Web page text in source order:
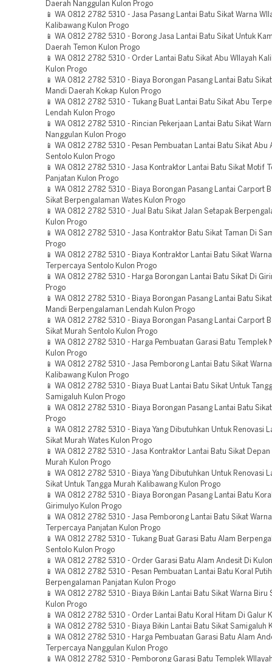
Daerah Nanggulan Kulon Progo
📱 WA 0812 2782 5310 - Jasa Pasang Lantai Batu Sikat Warna
Kalibawang Kulon Progo
📱 WA 0812 2782 5310 - Borong Jasa Lantai Batu Sikat Untuk
Daerah Temon Kulon Progo
📱 WA 0812 2782 5310 - Order Lantai Batu Sikat Abu WIlayah
Kulon Progo
📱 WA 0812 2782 5310 - Biaya Borongan Pasang Lantai Batu
Mandi Daerah Kokap Kulon Progo
📱 WA 0812 2782 5310 - Tukang Buat Lantai Batu Sikat Abu
Lendah Kulon Progo
📱 WA 0812 2782 5310 - Rincian Pekerjaan Lantai Batu Sikat
Nanggulan Kulon Progo
📱 WA 0812 2782 5310 - Pesan Pembuatan Lantai Batu Sikat Abu
Sentolo Kulon Progo
📱 WA 0812 2782 5310 - Jasa Kontraktor Lantai Batu Sikat Motif
Panjatan Kulon Progo
📱 WA 0812 2782 5310 - Biaya Borongan Pasang Lantai Carport
Sikat Berpengalaman Wates Kulon Progo
📱 WA 0812 2782 5310 - Jual Batu Sikat Jalan Setapak
Kulon Progo
📱 WA 0812 2782 5310 - Jasa Kontraktor Batu Sikat Taman Di
Progo
📱 WA 0812 2782 5310 - Biaya Kontraktor Lantai Batu Sikat
Terpercaya Sentolo Kulon Progo
📱 WA 0812 2782 5310 - Harga Borongan Lantai Batu Sikat Di
Progo
📱 WA 0812 2782 5310 - Biaya Borongan Pasang Lantai Batu
Mandi Berpengalaman Lendah Kulon Progo
📱 WA 0812 2782 5310 - Biaya Borongan Pasang Lantai Carport
Sikat Murah Sentolo Kulon Progo
📱 WA 0812 2782 5310 - Harga Pembuatan Garasi Batu Templek
Kulon Progo
📱 WA 0812 2782 5310 - Jasa Pemborong Lantai Batu Sikat
Kalibawang Kulon Progo
📱 WA 0812 2782 5310 - Biaya Buat Lantai Batu Sikat Untuk
Samigaluh Kulon Progo
📱 WA 0812 2782 5310 - Biaya Borongan Pasang Lantai Batu
Progo
📱 WA 0812 2782 5310 - Biaya Yang Dibutuhkan Untuk Renovasi
Sikat Murah Wates Kulon Progo
📱 WA 0812 2782 5310 - Jasa Kontraktor Lantai Batu Sikat Depan
Murah Kulon Progo
📱 WA 0812 2782 5310 - Biaya Yang Dibutuhkan Untuk Renovasi
Sikat Untuk Tangga Murah Kalibawang Kulon Progo
📱 WA 0812 2782 5310 - Biaya Borongan Pasang Lantai Batu
Girimulyo Kulon Progo
📱 WA 0812 2782 5310 - Jasa Pemborong Lantai Batu Sikat
Terpercaya Panjatan Kulon Progo
📱 WA 0812 2782 5310 - Tukang Buat Garasi Batu Alam
Sentolo Kulon Progo
📱 WA 0812 2782 5310 - Order Garasi Batu Alam Andesit Di
📱 WA 0812 2782 5310 - Pesan Pembuatan Lantai Batu Koral Putih
Berpengalaman Panjatan Kulon Progo
📱 WA 0812 2782 5310 - Biaya Bikin Lantai Batu Sikat Warna Biru
Kulon Progo
📱 WA 0812 2782 5310 - Order Lantai Batu Koral Hitam Di Galur
📱 WA 0812 2782 5310 - Biaya Bikin Lantai Batu Sikat Samigaluh
📱 WA 0812 2782 5310 - Harga Pembuatan Garasi Batu Alam
Terpercaya Nanggulan Kulon Progo
📱 WA 0812 2782 5310 - Pemborong Garasi Batu Templek